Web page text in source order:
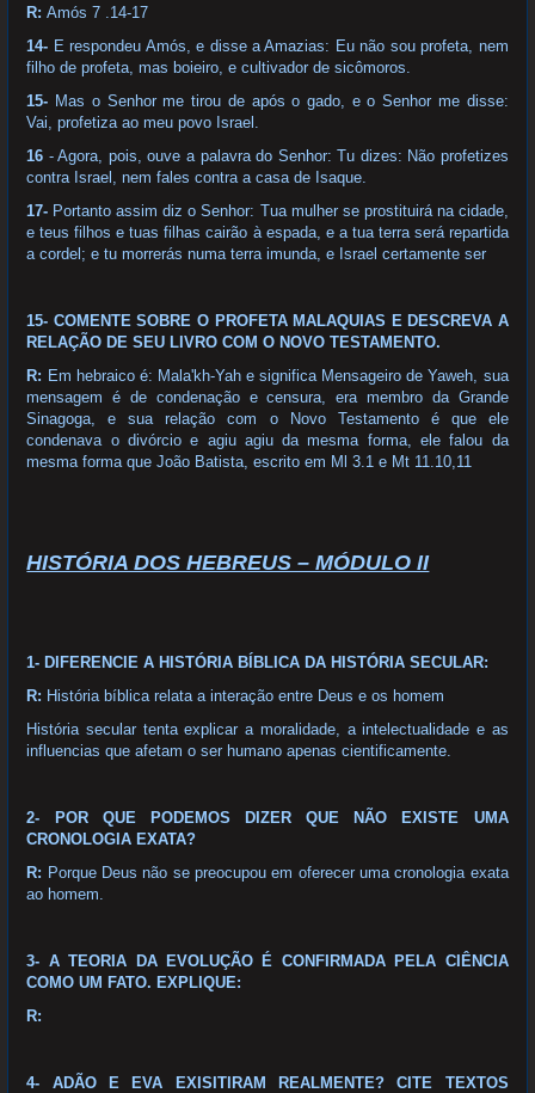
R:Amós 7 .14-17
14- E respondeu Amós, e disse a Amazias: Eu não sou profeta, nem
filho de profeta, mas boieiro, e cultivador de sicômoros.
15- Mas o Senhor me tirou de após o gado, e o Senhor me disse:
Vai, profetiza ao meu povo Israel.
16 - Agora, pois, ouve a palavra do Senhor: Tu dizes: Não profetizes
contra Israel, nem fales contra a casa de Isaque.
17- Portanto assim diz o Senhor: Tua mulher se prostituirá na cidade,
e teus filhos e tuas filhas cairão à espada, e a tua terra será repartida
a cordel; e tu morrerás numa terra imunda, e Israel certamente ser
15- COMENTE SOBRE O PROFETA MALAQUIAS E DESCREVA A
RELAÇÃO DE SEU LIVRO COM O NOVO TESTAMENTO.
R: Em hebraico é: Mala'kh-Yah e significa Mensageiro de Yaweh, sua
mensagem é de condenação e censura, era membro da Grande
Sinagoga, e sua relação com o Novo Testamento é que ele
condenava o divórcio e agiu agiu da mesma forma, ele falou da
mesma forma que João Batista, escrito em Ml 3.1 e Mt 11.10,11
HISTÓRIA DOS HEBREUS – MÓDULO II
1- DIFERENCIE A HISTÓRIA BÍBLICA DA HISTÓRIA SECULAR:
R: História bíblica relata a interação entre Deus e os homem
História secular tenta explicar a moralidade, a intelectualidade e as
influencias que afetam o ser humano apenas cientificamente.
2- POR QUE PODEMOS DIZER QUE NÃO EXISTE UMA
CRONOLOGIA EXATA?
R: Porque Deus não se preocupou em oferecer uma cronologia exata
ao homem.
3- A TEORIA DA EVOLUÇÃO É CONFIRMADA PELA CIÊNCIA
COMO UM FATO. EXPLIQUE:
R:
4- ADÃO E EVA EXISITIRAM REALMENTE? CITE TEXTOS